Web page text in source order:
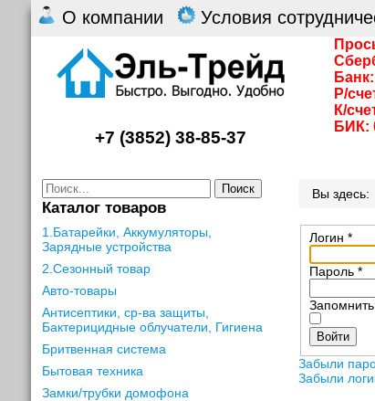
О компании Условия
Р/
К/
БИК:
+7 (3852) 38-85-37
Поиск
Каталог товаров
1.Батарейки, Аккумуляторы,
Зарядные устройства
2.Сезонный товар
Авто-товары
Антисептики, ср-ва защиты,
Бактерицидные облучатели, Гигиена
Бритвенная система
Бытовая техника
Замки/трубки домофона
Вы здесь:
Логин *
Пароль *
Войти
Забыли
Забыли